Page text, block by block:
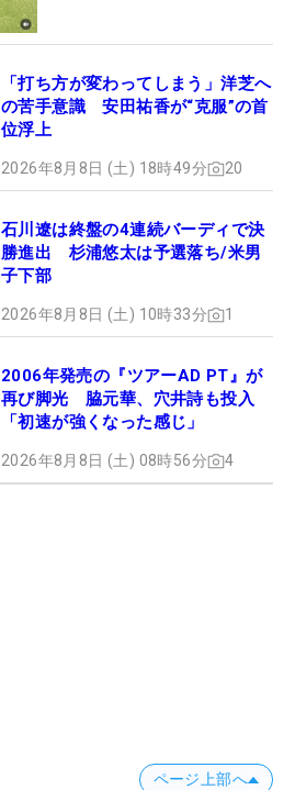
「打ち方が変わってしまう」洋芝へ
の苦手意識 安田祐香が“克服”の首
位浮上
2026年8月8日 (土) 18時49分 20
石川遼は終盤の4連続バーディで決
勝進出 杉浦悠太は予選落ち/米男
子下部
2026年8月8日 (土) 10時33分 1
2006年発売の『ツアーAD PT』が
再び脚光 脇元華、穴井詩も投入
「初速が強くなった感じ」
2026年8月8日 (土) 08時56分 4
ページ上部へ